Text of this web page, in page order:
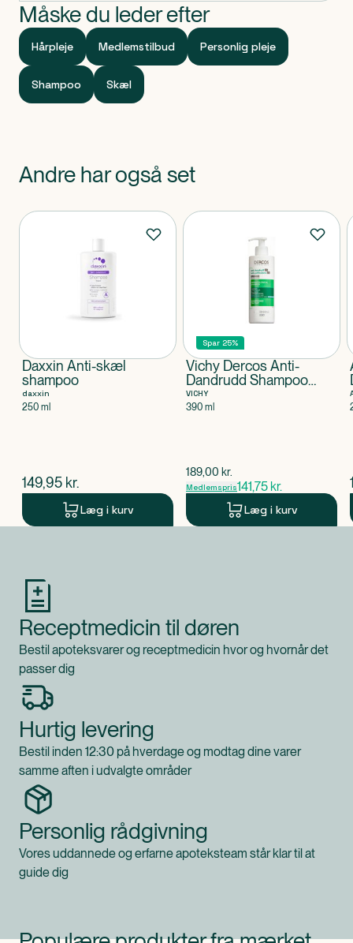
Måske du leder efter
Hårpleje Medlemstilbud Personlig pleje
Shampoo Skæl
Andre har også set
Produkter
Daxxin Anti-skæl
shampoo
daxxin
250 ml
$nuværende pris
149,95 kr.
Læg i kurv
Spar 25%
Vichy Dercos Anti-
Dandrudd Shampoo
Normal & Oily Hair
VICHY
390 ml
$gammel pris
189,00 kr.
Medlemspris141,75 kr.
Læg i kurv
Receptmedicin til døren
Bestil apoteksvarer og receptmedicin hvor og hvornår det
passer dig
Hurtig levering
Bestil inden 12:30 på hverdage og modtag dine varer
samme aften i udvalgte områder
Personlig rådgivning
Vores uddannede og erfarne apoteksteam står klar til at
guide dig